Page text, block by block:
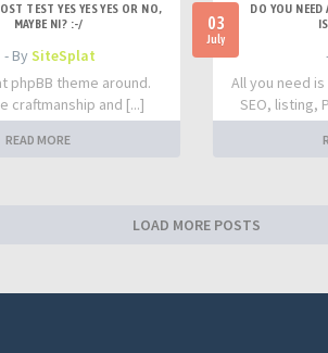
TEST YES YES YES OR NO,
MAYBE NI? :-/
- BySiteSplat
phpBB theme around.
craftmanship and [...]
READ MORE
03
July
DO YOU NEED
All you need
SEO, listing,
LOAD MORE POSTS